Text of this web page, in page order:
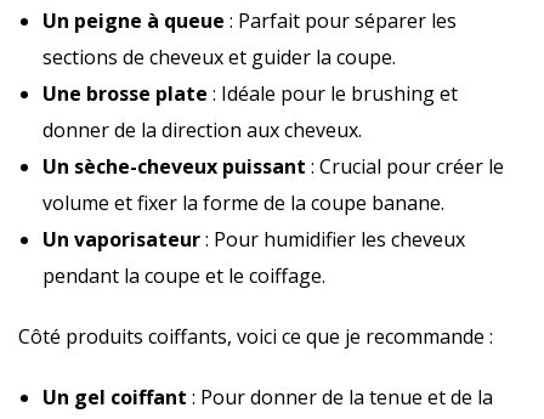
Un peigne à queue : Parfait pour séparer les
sections de cheveux et guider la coupe.
Une brosse plate : Idéale pour le brushing et
donner de la direction aux cheveux.
Un sèche-cheveux puissant : Crucial pour créer le
volume et fixer la forme de la coupe banane.
Un vaporisateur: Pour humidifier les cheveux
pendant la coupe et le coiffage.
Côté produits coiffants, voici ce que je recommande :
Un gel coiffant : Pour donner de la tenue et de la